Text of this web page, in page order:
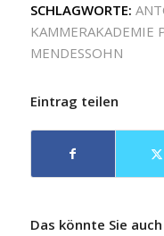
SCHLAGWORTE:
KAMMERAKADEMIE
MENDESSOHN
Eintrag teilen
Das könnte Sie